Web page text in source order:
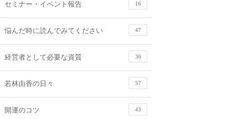
セミナー・イベント報告 16
悩んだ時に読んでみてください 47
経営者として必要な資質 36
若林由香の日々 57
開運のコツ 43